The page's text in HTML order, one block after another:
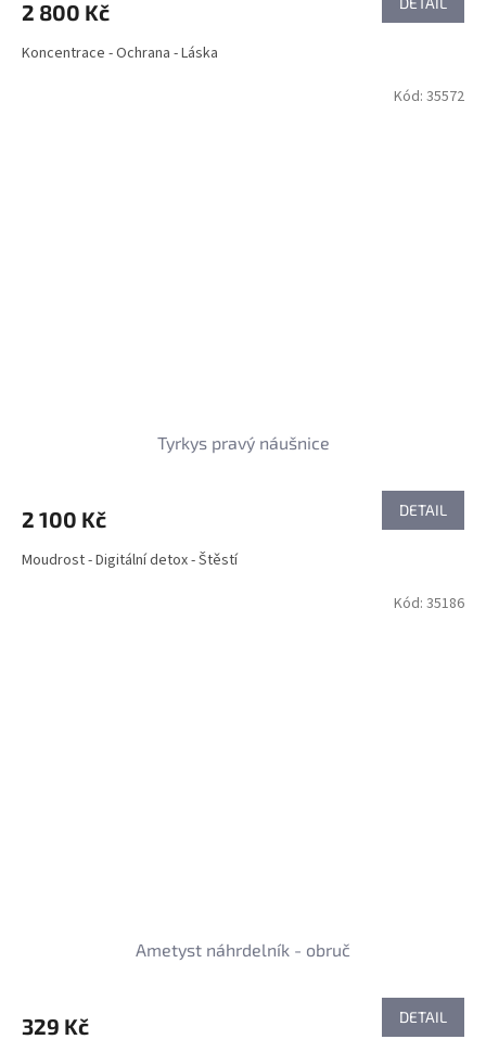
2 800 Kč
Koncentrace - Ochrana - Láska
Tyrkys pravý náušnice
2 100 Kč DETAIL
Moudrost - Digitální detox - Štěstí
Kód: 35572
Ametyst náhrdelník - obruč
329 Kč DETAIL
Kód: 35186